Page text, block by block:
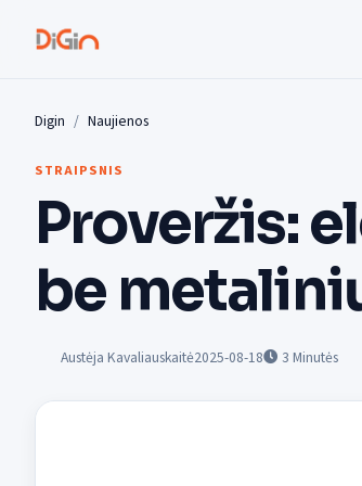
Digin Naujienos
STRAIPSNIS
Proveržis:
be
Austėja Kavaliauskaitė2025-08-18 3 Minutės